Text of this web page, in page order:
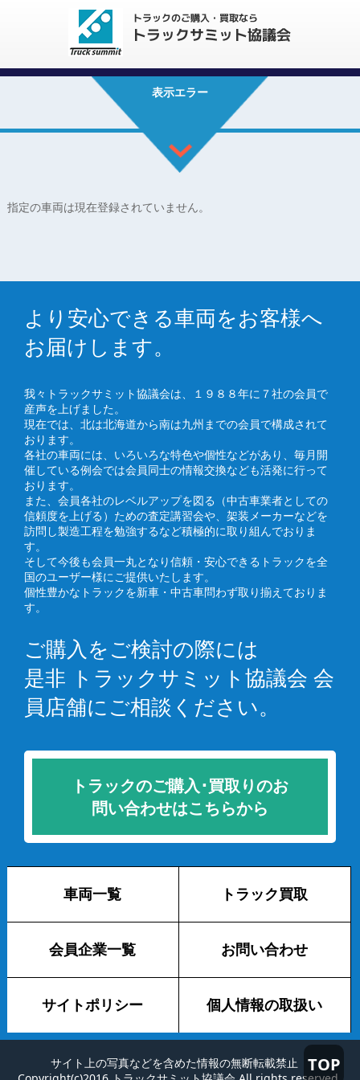
TOP
表示エラー
指定の車両は現在登録されていません。
より安心できる車両をお客様へ
お届けします。
我々トラックサミット協議会は、１９８８年に７社の会員で
産声を上げました。
現在では、北は北海道から南は九州までの会員で構成されて
おります。
各社の車両には、いろいろな特色や個性などがあり、毎月開
催している例会では会員同士の情報交換なども活発に行って
おります。
また、会員各社のレベルアップを図る（中古車業者としての
信頼度を上げる）ための査定講習会や、架装メーカーなどを
訪問し製造工程を勉強するなど積極的に取り組んでおりま
す。
そして今後も会員一丸となり信頼・安心できるトラックを全
国のユーザー様にご提供いたします。
個性豊かなトラックを新車・中古車問わず取り揃えておりま
す。
ご購入をご検討の際には
是非 トラックサミット協議会 会
員店舗にご相談ください。
トラックのご購入･買取りのお
問い合わせはこちらから
車両一覧 トラック買取
会員企業一覧 お問い合わせ
サイトポリシー 個人情報の取扱い
サイト上の写真などを含めた情報の無断転載禁止